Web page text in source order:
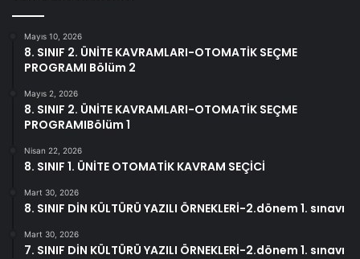
Mayıs 10, 2026
8. SINIF 2. ÜNİTE KAVRAMLARI-OTOMATİK SEÇME
PROGRAMI Bölüm 2
Mayıs 2, 2026
8. SINIF 2. ÜNİTE KAVRAMLARI-OTOMATİK SEÇME
PROGRAMIBölüm 1
Nisan 22, 2026
8. SINIF 1. ÜNİTE OTOMATİK KAVRAM SEÇİCİ
Mart 30, 2026
8. SINIF DİN KÜLTÜRÜ YAZILI ÖRNEKLERİ-2.dönem 1. sınavı
Mart 30, 2026
7. SINIF DİN KÜLTÜRÜ YAZILI ÖRNEKLERİ-2.dönem 1. sınavı